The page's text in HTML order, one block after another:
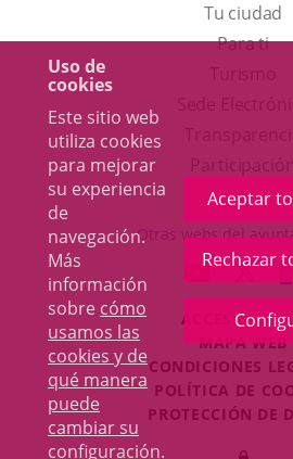
Uso de
cookies
Este sitio web
utiliza cookies
para mejorar
su experiencia
de
navegación.
Más
información
sobre cómo
usamos las
cookies y de
qué manera
puede
cambiar su
configuración.
Aceptar
Rechazar
Tu ciudad
Para ti
Otras webs del
ENLACE
A
UNA
A
MAPA WEB
CONDICIONES
POLÍTICA DE
PROTECCIÓN DE
Iniciar